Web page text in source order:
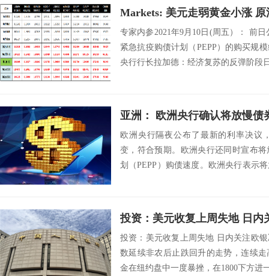
Markets: 美元走弱黄金小涨
专家内参2021年9月10日(周五）： 前
紧急抗疫购债计划（PEPP）的购买规
央行行长拉加德：经济复苏的反弹阶段
亚洲： 欧洲央行确认将放慢债
欧洲央行隔夜公布了最新的利率决议
变，符合预期。欧洲央行还同时宣布
划（PEPP）购债速度。欧洲央行表示
投资：美元收复上周失地 日内
投资：美元收复上周失地 日内关注欧
数延续非农后止跌回升的走势，连续
金在纽约盘中一度暴挫，在1800下方进